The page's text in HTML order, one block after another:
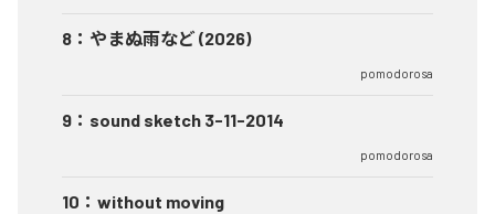
8 ： やまぬ雨など (2026)
pomodorosa
9 ： sound sketch 3-11-2014
pomodorosa
10 ： without moving